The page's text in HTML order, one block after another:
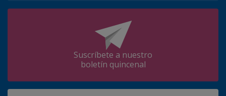
Suscríbete a nuestro
boletín quincenal